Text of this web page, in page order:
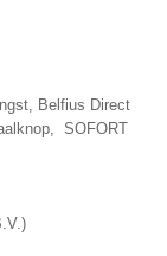
Belfius Direct
SOFORT